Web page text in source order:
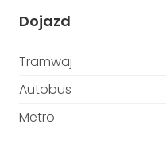
Dojazd
Tramwaj
Autobus
Metro